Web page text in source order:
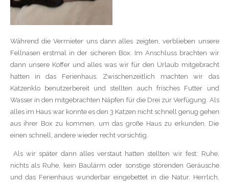
Während die Vermieter uns dann alles zeigten, verblieben unsere
Fellnasen erstmal in der sicheren Box. Im Anschluss brachten wir
dann unsere Koffer und alles was wir für den Urlaub mitgebracht
hatten in das Ferienhaus. Zwischenzeitlich machten wir das
Katzenklo benutzerbereit und stellten auch frisches Futter und
Wasser in den mitgebrachten Näpfen für die Drei zur Verfügung. Als
alles im Haus war konnte es den 3 Katzen nicht schnell genug gehen
aus ihrer Box zu kommen, um das große Haus zu erkunden. Die
einen schnell, andere wieder recht vorsichtig.
Als wir später dann alles verstaut hatten stellten wir fest: Ruhe,
nichts als Ruhe, kein Baulärm oder sonstige störenden Geräusche
und das Ferienhaus wunderbar eingebettet in die Natur. Herrlich,